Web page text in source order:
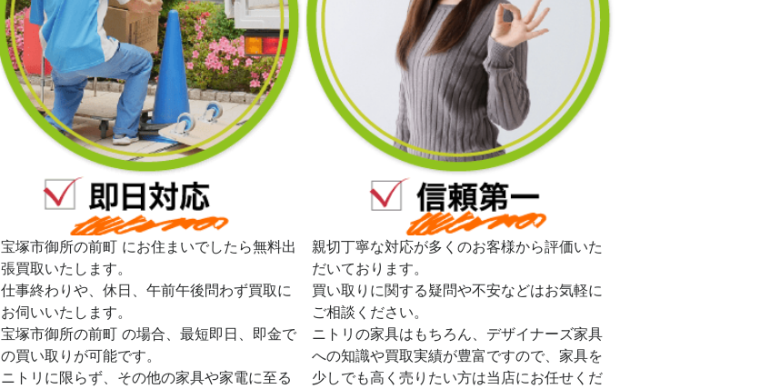
宝塚市御所の前町 にお住まいでしたら無料出
張買取いたします。
仕事終わりや、休日、午前午後問わず買取に
お伺いいたします。
宝塚市御所の前町 の場合、最短即日、即金で
の買い取りが可能です。
ニトリに限らず、その他の家具や家電に至る
親切丁寧な対応が多くのお客様から評価いた
だいております。
買い取りに関する疑問や不安などはお気軽に
ご相談ください。
ニトリの家具はもちろん、デザイナーズ家具
への知識や買取実績が豊富ですので、家具を
少しでも高く売りたい方は当店にお任せくだ